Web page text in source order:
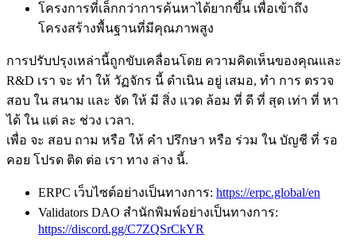
โครงการที่เล็กกว่าการค้นหาได้ยากขึ้น เพื่อเข้าถึง
โครงสร้างพื้นฐานที่มีคุณภาพสูง
การปรับปรุงเหล่านี้ถูกขับเคลื่อนโดย ความคิดเห็นของคุณและ
R&D เรา จะ ทํา ให้ วัฏจักร นี้ ดําเนิน อยู่ เสมอ, ทํา การ ตรวจ
สอบ ใน สนาม และ จัด ให้ มี สิ่ง แวด ล้อม ที่ ดี ที่ สุด เท่า ที่ หา
ได้ ใน แต่ ละ ช่วง เวลา.
เพื่อ จะ สอบ ถาม หรือ ให้ คํา ปรึกษา หรือ ร่วม ใน บัญชี ที่ รอ
คอย โปรด ติด ต่อ เรา ทาง ล่าง นี้.
ERPC เว็บไซต์อย่างเป็นทางการ: https://erpc.global/en
Validators DAO สํานักพิมพ์อย่างเป็นทางการ:
https://discord.gg/C7ZQSrCkYR